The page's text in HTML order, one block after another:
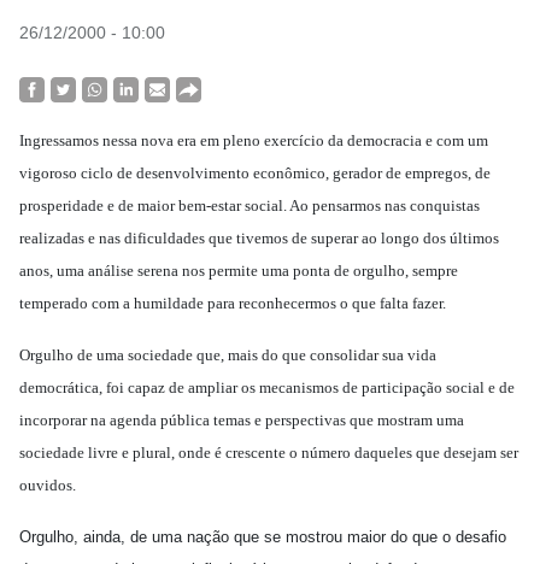
26/12/2000 - 10:00
Ingressamos nessa nova era em pleno exercício da democracia e com um
vigoroso ciclo de desenvolvimento econômico, gerador de empregos, de
prosperidade e de maior bem-estar social. Ao pensarmos nas conquistas
realizadas e nas dificuldades que tivemos de superar ao longo dos últimos
anos, uma análise serena nos permite uma ponta de orgulho, sempre
temperado com a humildade para reconhecermos o que falta fazer.
Orgulho de uma sociedade que, mais do que consolidar sua vida
democrática, foi capaz de ampliar os mecanismos de participação social e de
incorporar na agenda pública temas e perspectivas que mostram uma
sociedade livre e plural, onde é crescente o número daqueles que desejam ser
ouvidos.
Orgulho, ainda, de uma nação que se mostrou maior do que o desafio